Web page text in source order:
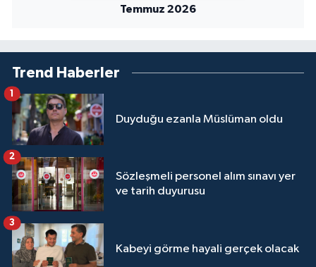
Temmuz 2026
Trend Haberler
Duyduğu ezanla Müslüman oldu
1
Sözleşmeli personel alım sınavı yer
ve tarih duyurusu
2
Kabeyi görme hayali gerçek olacak
3
Sivas Müftülüğü
Şanlıurfa Müftülüğü
Şırnak Müftülüğü
Tekirdağ Müftülüğü
Tokat Müftülüğü